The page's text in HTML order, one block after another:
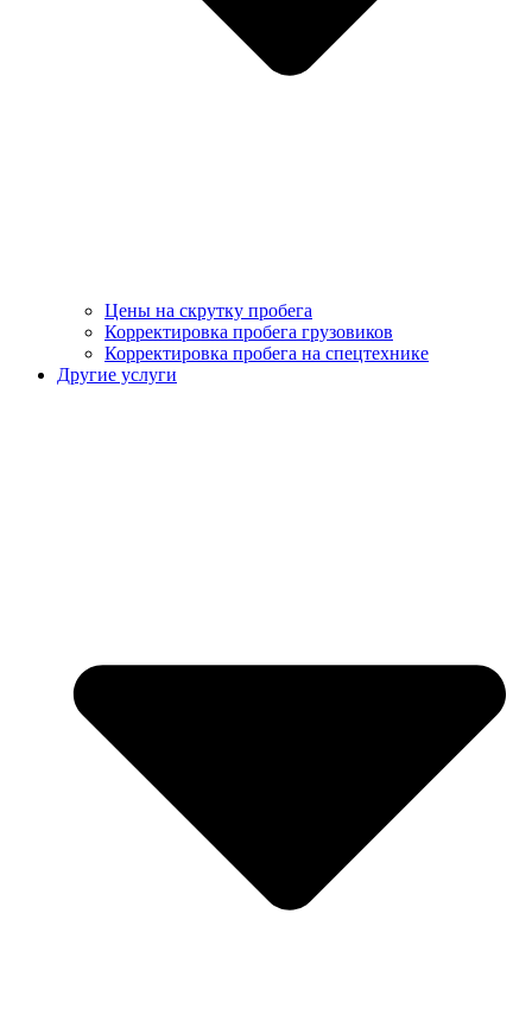
Цены на скрутку пробега
Корректировка пробега грузовиков
Корректировка пробега на спецтехнике
Другие услуги